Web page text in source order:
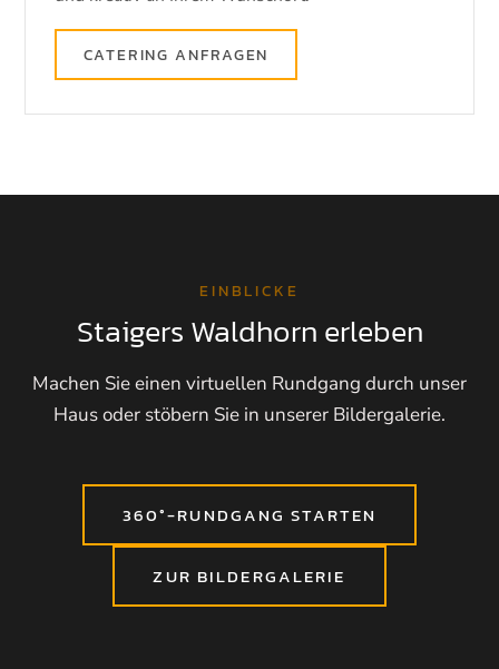
CATERING ANFRAGEN
EINBLICKE
Staigers Waldhorn erleben
Machen Sie einen virtuellen Rundgang durch unser
Haus oder stöbern Sie in unserer Bildergalerie.
360°-RUNDGANG STARTEN
ZUR BILDERGALERIE